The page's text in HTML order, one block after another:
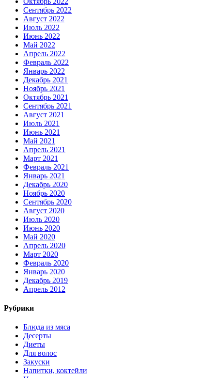
Сентябрь 2022
Август 2022
Июль 2022
Июнь 2022
Май 2022
Апрель 2022
Февраль 2022
Январь 2022
Декабрь 2021
Ноябрь 2021
Октябрь 2021
Сентябрь 2021
Август 2021
Июль 2021
Июнь 2021
Май 2021
Апрель 2021
Март 2021
Февраль 2021
Январь 2021
Декабрь 2020
Ноябрь 2020
Сентябрь 2020
Август 2020
Июль 2020
Июнь 2020
Май 2020
Апрель 2020
Март 2020
Февраль 2020
Январь 2020
Декабрь 2019
Апрель 2012
Рубрики
Блюда из мяса
Десерты
Диеты
Для волос
Закуски
Напитки, коктейли